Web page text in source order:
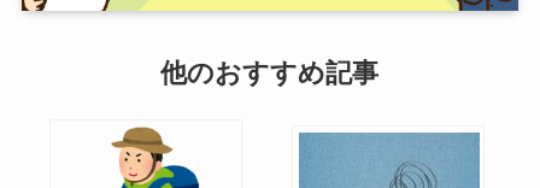
他のおすすめ記事